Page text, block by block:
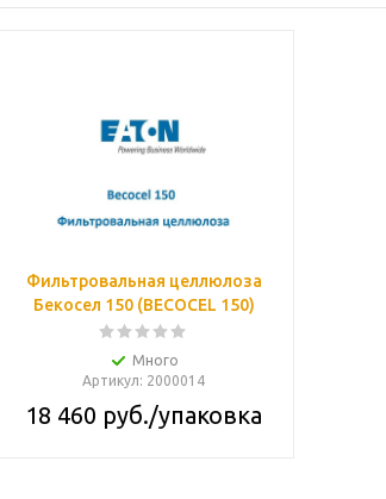
Фильтровальная целлюлоза
Бекосел 150 (BECOCEL 150)
Много
Артикул: 2000014
18 460 руб./упаковка